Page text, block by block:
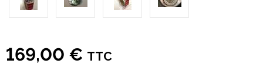
169,00 € TTC